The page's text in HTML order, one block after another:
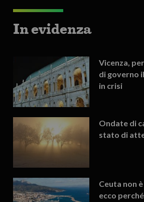
In evidenza
Vicenza,
di governo
in crisi
Ondate di
stato di
Ceuta non
ecco